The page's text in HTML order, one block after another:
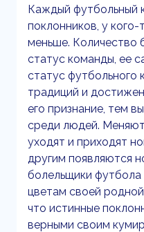
Каждый футбольный
поклонников, у
меньше. Количество
статус команды, ее
статус футбольного
традиций и
его признание, тем
среди людей.
уходят и приходят
другим появляются
болельщики
цветам своей
что истинные
верными своим